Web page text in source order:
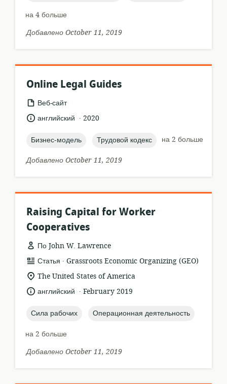
на 4 больше
Добавлено October 11, 2019
Online Legal Guides
формат
ресурса:
Веб-сайт
язык:английский .
опубликовано
2020
topic:
Бизнес-модель topic:
Трудовой кодекс
на 2 больше
Добавлено October 11, 2019
Raising Capital for Worker
Cooperatives
По John W. Lawrence
формат
ресурса:
Статья .
издатель:
Grassroots Economic Organizing (GEO)
актуальное
местонахождение:
The United States of America
язык:английский .
опубликовано
February 2019
topic:
Сила рабочих topic:
Операционная деятельность
на 2 больше
Добавлено October 11, 2019